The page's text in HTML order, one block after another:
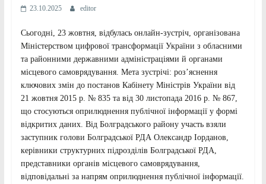
23.10.2025 editor
Сьогодні, 23 жовтня, відбулась онлайн-зустріч, організована
Міністерством цифрової трансформації України з обласними
та районними державними адміністраціями й органами
місцевого самоврядування. Мета зустрічі: роз’яснення
ключових змін до постанов Кабінету Міністрів України від
21 жовтня 2015 р. № 835 та від 30 листопада 2016 р. № 867,
що стосуються оприлюднення публічної інформації у формі
відкритих даних. Від Болградського району участь взяли
заступник голови Болградської РДА Олександр Іорданов,
керівники структурних підрозділів Болградської РДА,
представники органів місцевого самоврядування,
відповідальні за напрям оприлюднення публічної інформації.